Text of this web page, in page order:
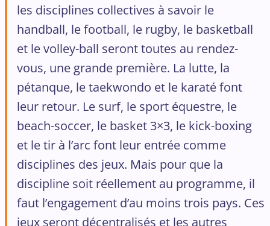
les disciplines collectives à savoir le
handball, le football, le rugby, le basketball
et le volley-ball seront toutes au rendez-
vous, une grande première. La lutte, la
pétanque, le taekwondo et le karaté font
leur retour. Le surf, le sport équestre, le
beach-soccer, le basket 3×3, le kick-boxing
et le tir à l’arc font leur entrée comme
disciplines des jeux. Mais pour que la
discipline soit réellement au programme, il
faut l’engagement d’au moins trois pays. Ces
jeux seront décentralisés et les autres